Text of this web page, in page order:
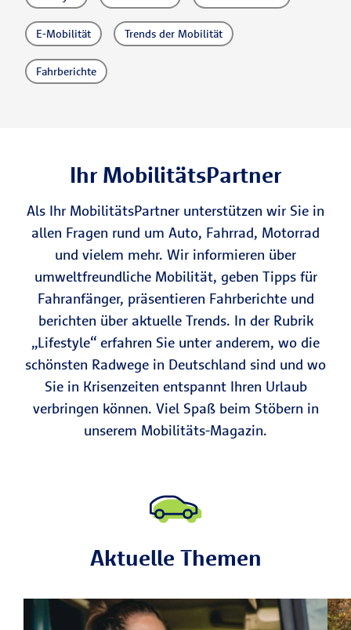
E-Mobilität Trends der Mobilität
Fahrberichte
Ihr MobilitätsPartner
Als Ihr MobilitätsPartner unterstützen wir Sie in
allen Fragen rund um Auto, Fahrrad, Motorrad
und vielem mehr. Wir informieren über
umweltfreundliche Mobilität, geben Tipps für
Fahranfänger, präsentieren Fahrberichte und
berichten über aktuelle Trends. In der Rubrik
„Lifestyle“ erfahren Sie unter anderem, wo die
schönsten Radwege in Deutschland sind und wo
Sie in Krisenzeiten entspannt Ihren Urlaub
verbringen können. Viel Spaß beim Stöbern in
unserem Mobilitäts-Magazin.
Aktuelle Themen